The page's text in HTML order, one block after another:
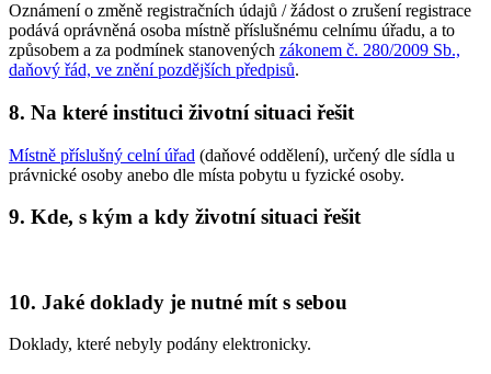
Oznámení o změně registračních údajů / žádost o zrušení registrace
podává oprávněná osoba místně příslušnému celnímu úřadu, a to
způsobem a za podmínek stanovených zákonem č. 280/2009 Sb.,
daňový řád, ve znění pozdějších předpisů.
8. Na které instituci životní situaci řešit
Místně příslušný celní úřad (daňové oddělení), určený dle sídla u
právnické osoby anebo dle místa pobytu u fyzické osoby.
9. Kde, s kým a kdy životní situaci řešit
10. Jaké doklady je nutné mít s sebou
Doklady, které nebyly podány elektronicky.